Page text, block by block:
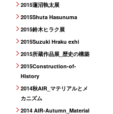
2015蓮沼執太展
2015Shuta Hasunuma
2015鈴木ヒラク展
2015Suzuki Hraku exhi
2015所蔵作品展_歴史の構築
2015Construction-of-
History
2014秋AIR_マテリアルとメ
カニズム
2014 AIR-Autumn_Material